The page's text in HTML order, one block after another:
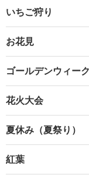
いちご狩り
お花見
ゴールデンウィーク
花火大会
夏休み（夏祭り）
紅葉